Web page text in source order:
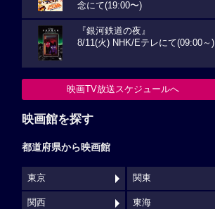
念にて(19:00〜)
『銀河鉄道の夜』
8/11(火) NHK/Eテレにて(09:00～)
映画TV放送スケジュールへ
映画館を探す
都道府県から映画館
東京 関東
関西 東海